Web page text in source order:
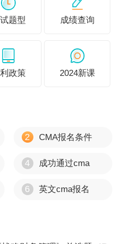
365÷应收账款周转率
－10）÷10＝10％，而应
÷4＝33％，应收账款周转
题型 成绩查询
政策 2024新课
2 CMA报名条件
4 成功通过cma
6 英文cma报名